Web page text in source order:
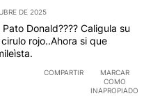
DE 2025
Donald???? Caligula su
rojo..Ahora si que
COMPARTIR
MARCAR
COMO
INAPROPIADO